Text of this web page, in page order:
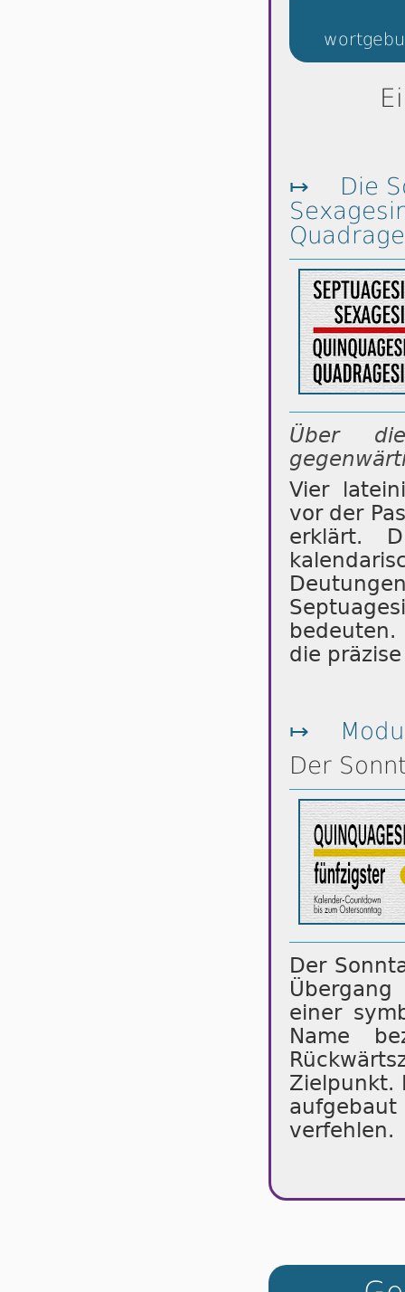
↦
Die
Über
Vier
vor der
erklärt.
die
↦
Der
Der
einer
Name
Zielpunkt.
verfehlen.